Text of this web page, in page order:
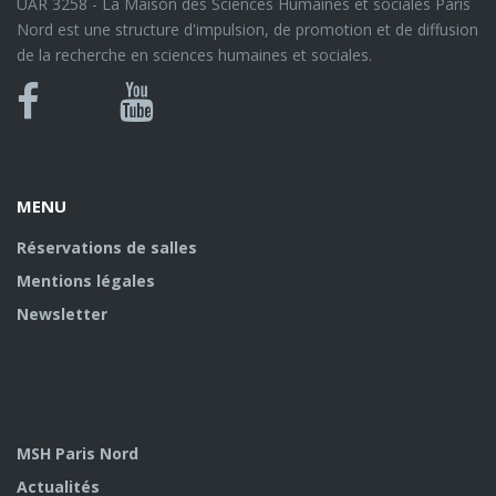
UAR 3258 - La Maison des Sciences Humaines et sociales Paris
Nord est une structure d'impulsion, de promotion et de diffusion
de la recherche en sciences humaines et sociales.
Bluesky
Canal
MENU
Réservations de salles
Mentions légales
Newsletter
MSH Paris Nord
Actualités